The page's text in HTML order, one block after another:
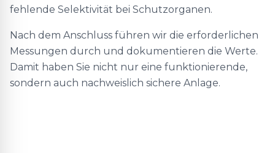
fehlende Selektivität bei Schutzorganen.
Nach dem Anschluss führen wir die erforderlichen
Messungen durch und dokumentieren die Werte.
Damit haben Sie nicht nur eine funktionierende,
sondern auch nachweislich sichere Anlage.